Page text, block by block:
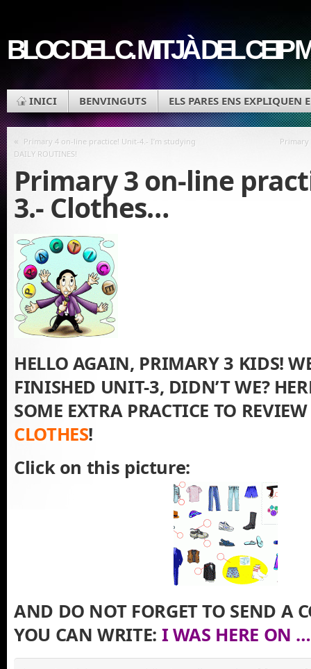
BLOC DEL C. MITJÀ DEL CEIP
INICI BENVINGUTS ELS PARES ENS EXPLIQUEN
« Primary 4 on-line practice! Unit-4.- I’m studying
DAILY ROUTINES!
Primary
Primary 3 on-line
3.- Clothes…
HELLO AGAIN, PRIMARY 3 KIDS!
FINISHED UNIT-3, DIDN’T WE?
SOME EXTRA PRACTICE TO
CLOTHES!
Click on this picture:
AND DO NOT FORGET TO SEND A
YOU CAN WRITE: I WAS HERE ON